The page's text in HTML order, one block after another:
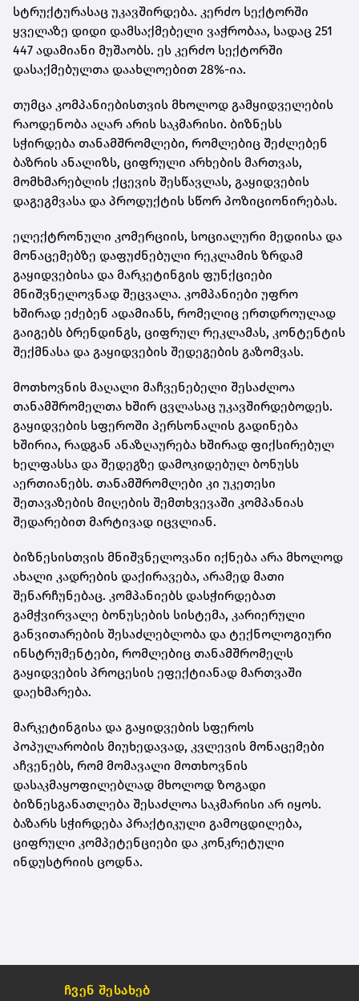
სტრუქტურასაც უკავშირდება. კერძო სექტორში
ყველაზე დიდი დამსაქმებელი ვაჭრობაა, სადაც 251
447 ადამიანი მუშაობს. ეს კერძო სექტორში
დასაქმებულთა დაახლოებით 28%-ია.
თუმცა კომპანიებისთვის მხოლოდ გამყიდველების
რაოდენობა აღარ არის საკმარისი. ბიზნესს
სჭირდება თანამშრომლები, რომლებიც შეძლებენ
ბაზრის ანალიზს, ციფრული არხების მართვას,
მომხმარებლის ქცევის შესწავლას, გაყიდვების
დაგეგმვასა და პროდუქტის სწორ პოზიციონირებას.
ელექტრონული კომერციის, სოციალური მედიისა და
მონაცემებზე დაფუძნებული რეკლამის ზრდამ
გაყიდვებისა და მარკეტინგის ფუნქციები
მნიშვნელოვნად შეცვალა. კომპანიები უფრო
ხშირად ეძებენ ადამიანს, რომელიც ერთდროულად
გაიგებს ბრენდინგს, ციფრულ რეკლამას, კონტენტის
შექმნასა და გაყიდვების შედეგების გაზომვას.
მოთხოვნის მაღალი მაჩვენებელი შესაძლოა
თანამშრომელთა ხშირ ცვლასაც უკავშირდებოდეს.
გაყიდვების სფეროში პერსონალის გადინება
ხშირია, რადგან ანაზღაურება ხშირად ფიქსირებულ
ხელფასსა და შედეგზე დამოკიდებულ ბონუსს
აერთიანებს. თანამშრომლები კი უკეთესი
შეთავაზების მიღების შემთხვევაში კომპანიას
შედარებით მარტივად იცვლიან.
ბიზნესისთვის მნიშვნელოვანი იქნება არა მხოლოდ
ახალი კადრების დაქირავება, არამედ მათი
შენარჩუნებაც. კომპანიებს დასჭირდებათ
გამჭვირვალე ბონუსების სისტემა, კარიერული
განვითარების შესაძლებლობა და ტექნოლოგიური
ინსტრუმენტები, რომლებიც თანამშრომელს
გაყიდვების პროცესის ეფექტიანად მართვაში
დაეხმარება.
მარკეტინგისა და გაყიდვების სფეროს
პოპულარობის მიუხედავად, კვლევის მონაცემები
აჩვენებს, რომ მომავალი მოთხოვნის
დასაკმაყოფილებლად მხოლოდ ზოგადი
ბიზნესგანათლება შესაძლოა საკმარისი არ იყოს.
ბაზარს სჭირდება პრაქტიკული გამოცდილება,
ციფრული კომპეტენციები და კონკრეტული
ინდუსტრიის ცოდნა.
ჩვენ შესახებ